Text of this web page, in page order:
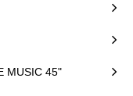
MUSIC 45"